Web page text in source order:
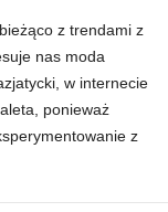
z trendami z
nas moda
w internecie
ponieważ
z